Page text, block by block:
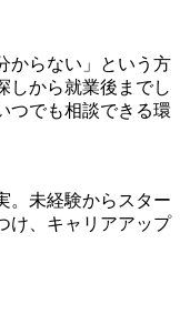
からない」という方
しから就業後までし
つでも相談できる環
。未経験からスター
け、キャリアアップ